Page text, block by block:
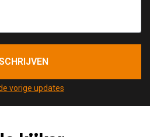
vorige updates